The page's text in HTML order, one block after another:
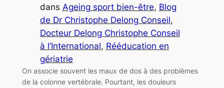
dans Ageing sport bien-être, Blog
de Dr Christophe Delong Conseil
Docteur Delong Christophe Conseil
à l’International, Rééducation en
gériatrie
On associe souvent les maux de dos à des problèmes
de la colonne vertébrale. Pourtant, les douleurs